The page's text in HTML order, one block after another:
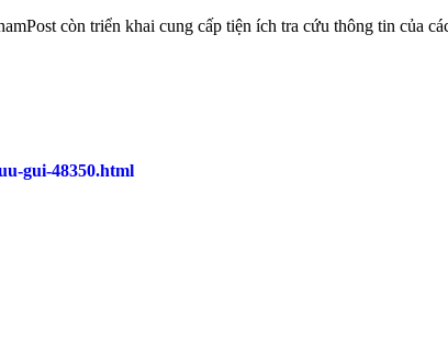
còn triển khai cung cấp tiện ích tra cứu thông tin của
gui-48350.html